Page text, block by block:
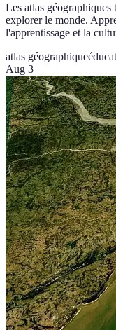
Les atlas géographiques
explorer le monde.
l'apprentissage et la
atlas géographique
Aug 3